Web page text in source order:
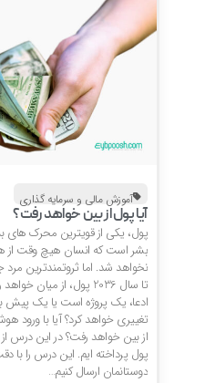
آموزش مالی و سرمایه گذاری
آیا پول از بین خواهد رفت؟
پول، یکی از قویترین محرک های
بشر است که انسان هیچ وقت از هیچ
نخواهد شد. اما ثروتمندترین مرد
تا سال 2036 پول، از میان
ادعا، یک پروژه است یا یک پیش
تغییری خواهد کرد؟ آیا با ورود هوش
از بین خواهد رفت؟ در این درس از
پول پرداخته ایم. این درس را با دقت
دوستانمان ارسال کنیم…